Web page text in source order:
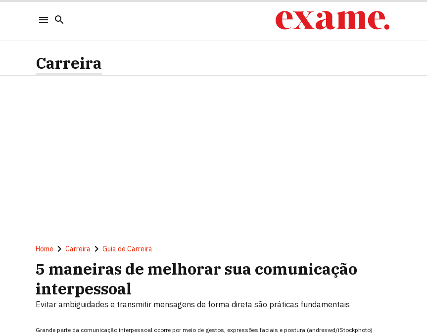
Carreira
Home Carreira Guia de Carreira
5 maneiras de melhorar sua comunicação
interpessoal
Evitar ambiguidades e transmitir mensagens de forma direta são práticas fundamentais
Grande parte da comunicação interpessoal ocorre por meio de gestos, expressões faciais e postura (andreswd/iStockphoto)